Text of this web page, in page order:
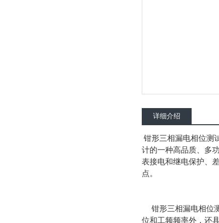
详细介绍
钳形三相漏电相位测
计的一种高品质、多
表接电和继电保护、
点。
钳形三相漏电相位
位和工频频率外，还